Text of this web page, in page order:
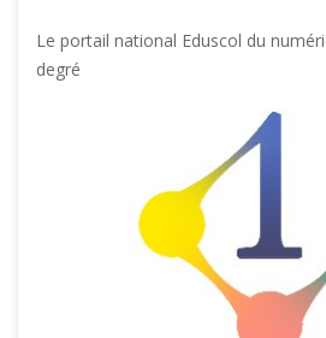
Le portail national Eduscol du
degré